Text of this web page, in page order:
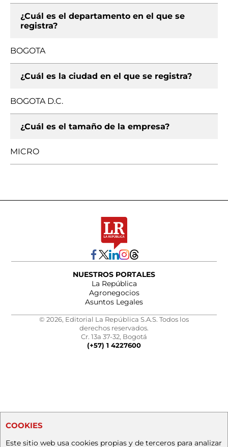
¿Cuál es el departamento en el que se
registra?
BOGOTA
¿Cuál es la ciudad en el que se registra?
BOGOTA D.C.
¿Cuál es el tamaño de la empresa?
MICRO
NUESTROS PORTALES
La República
Agronegocios
Asuntos Legales
© 2026, Editorial La República S.A.S. Todos los
derechos reservados.
Cr. 13a 37-32, Bogotá
(+57) 1 4227600
COOKIES
Este sitio web usa cookies propias y de terceros para analizar